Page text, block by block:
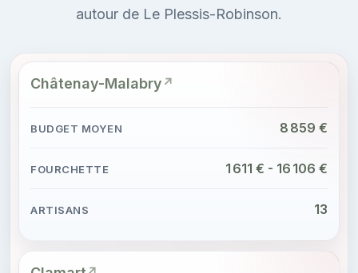
autour de Le Plessis-Robinson.
Châtenay-Malabry
8 859 €
1 611 € - 16 106 €
13